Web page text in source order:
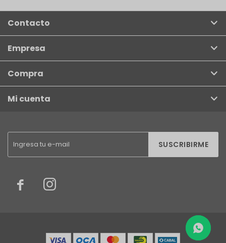
SUSCRIBIRME
 
Contacto
Empresa
Compra
Mi cuenta